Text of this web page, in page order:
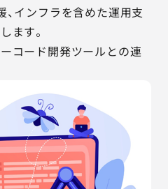
、インフラを含めた運用支
ます。
コード開発ツールとの連